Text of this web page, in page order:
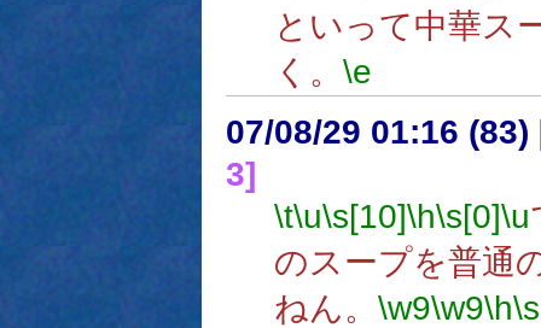
といって中華ス
く。 \e
07/08/29 01:16 (83)
3]
\t\u\s[10]\h\s[0]\u
のスープを普通
ねん。 \w9\w9\h